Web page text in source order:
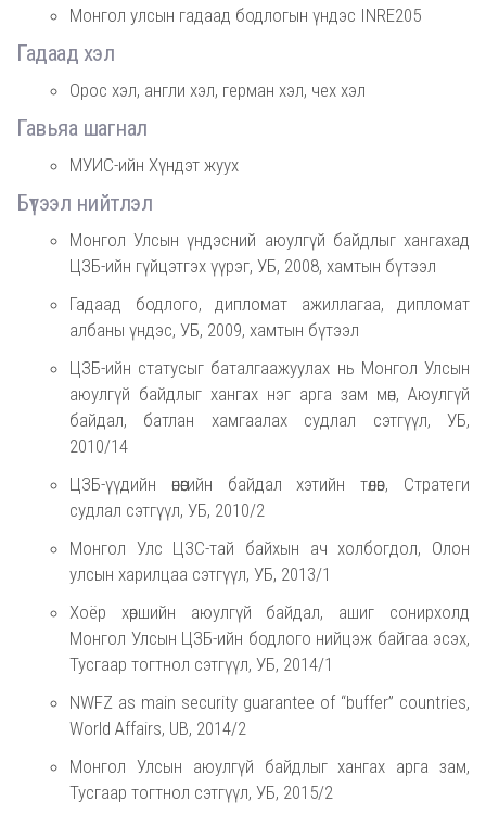
Монгол улсын гадаад бодлогын үндэс INRE205
Гадаад хэл
Орос хэл, англи хэл, герман хэл, чех хэл
Гавьяа шагнал
МУИС-ийн Хүндэт жуух
Бүтээл нийтлэл
Монгол Улсын үндэсний аюулгүй байдлыг хангахад
ЦЗБ-ийн гүйцэтгэх үүрэг, УБ, 2008, хамтын бүтээл
Гадаад бодлого, дипломат ажиллагаа, дипломат
албаны үндэс, УБ, 2009, хамтын бүтээл
ЦЗБ-ийн статусыг баталгаажуулах нь Монгол Улсын
аюулгүй байдлыг хангах нэг арга зам мөн, Аюулгүй
байдал, батлан хамгаалах судлал сэтгүүл, УБ,
2010/14
ЦЗБ-үүдийн өнөөгийн байдал хэтийн төлөв, Стратеги
судлал сэтгүүл, УБ, 2010/2
Монгол Улс ЦЗС-тай байхын ач холбогдол, Олон
улсын харилцаа сэтгүүл, УБ, 2013/1
Хоёр хөршийн аюулгүй байдал, ашиг сонирхолд
Монгол Улсын ЦЗБ-ийн бодлого нийцэж байгаа эсэх,
Тусгаар тогтнол сэтгүүл, УБ, 2014/1
NWFZ as main security guarantee of “buffer” countries,
World Affairs, UB, 2014/2
Монгол Улсын аюулгүй байдлыг хангах арга зам,
Тусгаар тогтнол сэтгүүл, УБ, 2015/2